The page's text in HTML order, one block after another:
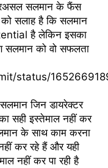
सलमान के फैंस
सलाह है कि सलमान
है लेकिन इसका
सलमान को वो सफलता
status/
जिन डायरेक्टर
सही इस्तेमाल नहीं कर
के साथ काम करना
कर रहे हैं और यही
नहीं कर पा रही है